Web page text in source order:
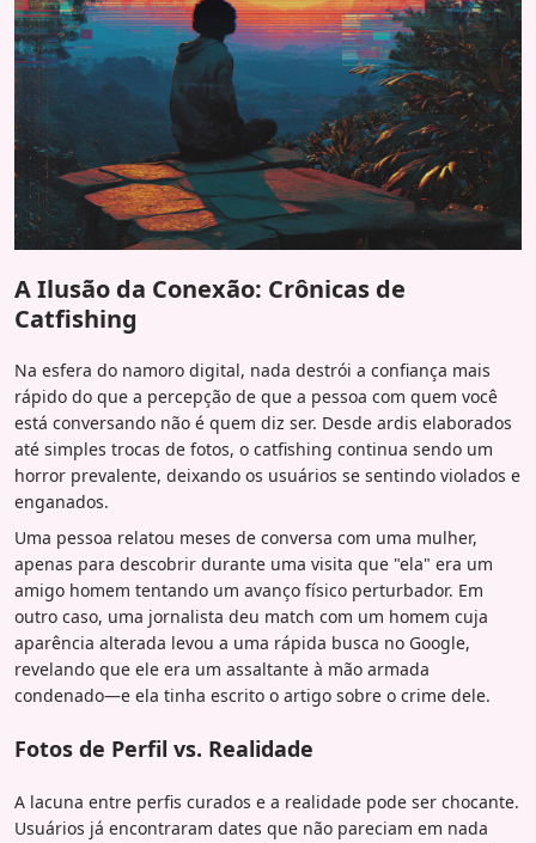
A Ilusão da Conexão: Crônicas de
Catfishing
Na esfera do namoro digital, nada destrói a confiança mais
rápido do que a percepção de que a pessoa com quem você
está conversando não é quem diz ser. Desde ardis elaborados
até simples trocas de fotos, o catfishing continua sendo um
horror prevalente, deixando os usuários se sentindo violados e
enganados.
Uma pessoa relatou meses de conversa com uma mulher,
apenas para descobrir durante uma visita que "ela" era um
amigo homem tentando um avanço físico perturbador. Em
outro caso, uma jornalista deu match com um homem cuja
aparência alterada levou a uma rápida busca no Google,
revelando que ele era um assaltante à mão armada
condenado—e ela tinha escrito o artigo sobre o crime dele.
Fotos de Perfil vs. Realidade
A lacuna entre perfis curados e a realidade pode ser chocante.
Usuários já encontraram dates que não pareciam em nada